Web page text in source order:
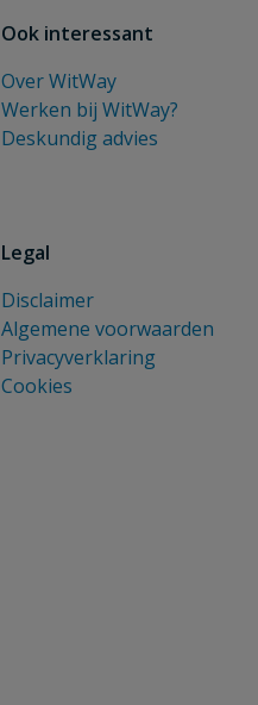
Ook interessant
Over WitWay
Werken bij WitWay?
Deskundig advies
Legal
Disclaimer
Algemene voorwaarden
Privacyverklaring
Cookies